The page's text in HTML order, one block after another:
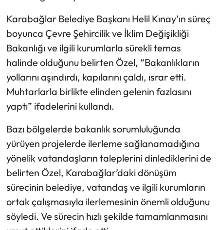
Karabağlar Belediye Başkanı Helil Kınay’ın süreç
boyunca Çevre Şehircilik ve İklim Değişikliği
Bakanlığı ve ilgili kurumlarla sürekli temas
halinde olduğunu belirten Özel, “Bakanlıkların
yollarını aşındırdı, kapılarını çaldı, ısrar etti.
Muhtarlarla birlikte elinden gelenin fazlasını
yaptı” ifadelerini kullandı.
Bazı bölgelerde bakanlık sorumluluğunda
yürüyen projelerde ilerleme sağlanamadığına
yönelik vatandaşların taleplerini dinlediklerini de
belirten Özel, Karabağlar’daki dönüşüm
sürecinin belediye, vatandaş ve ilgili kurumların
ortak çalışmasıyla ilerlemesinin önemli olduğunu
söyledi. Ve sürecin hızlı şekilde tamamlanmasını